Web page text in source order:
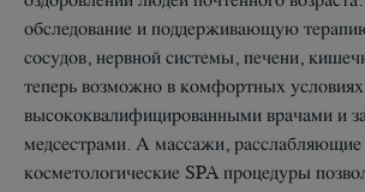
обследование и поддерживающую
сосудов, нервной системы, печени,
теперь возможно в комфортных
высококвалифицированными врачами и
медсестрами. А массажи, расслабляющие
косметологические SPA процедуры